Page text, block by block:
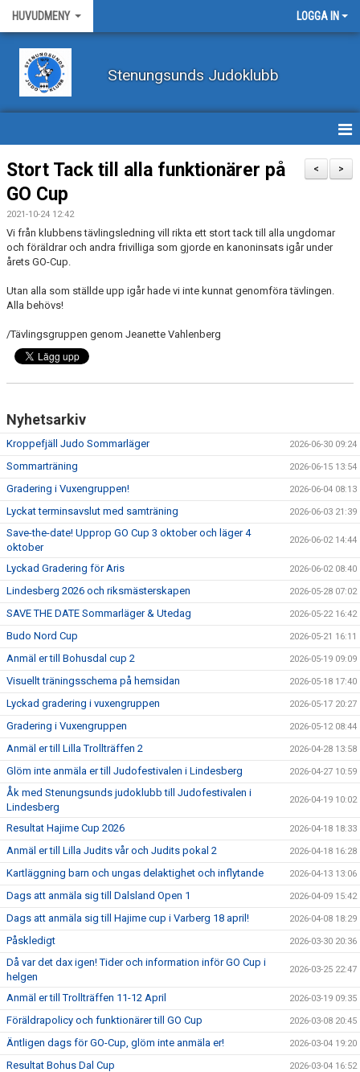
HUVUDMENY LOGGA IN
Stenungsunds Judoklubb
HEM
FÖRBUNDSNYHETER
BILDER
BÖRJA TRÄNA JUDO
BLI MEDLEM
VECKOSCHEMA
>
<
Stort Tack till alla funktionärer på
GO Cup
2021-10-24 12:42
Vi från klubbens tävlingsledning vill rikta ett stort tack till alla ungdomar
och föräldrar och andra frivilliga som gjorde en kanoninsats igår under
årets GO-Cup.
Utan alla som ställde upp igår hade vi inte kunnat genomföra tävlingen.
Alla behövs!
/Tävlingsgruppen genom Jeanette Vahlenberg
Nyhetsarkiv
Kroppefjäll Judo Sommarläger 2026-06-30 09:24
Sommarträning 2026-06-15 13:54
Gradering i Vuxengruppen! 2026-06-04 08:13
Lyckat terminsavslut med samträning 2026-06-03 21:39
Save-the-date! Upprop GO Cup 3 oktober och läger 4
oktober
2026-06-02 14:44
Lyckad Gradering för Aris 2026-06-02 08:40
Lindesberg 2026 och riksmästerskapen 2026-05-28 07:02
SAVE THE DATE Sommarläger & Utedag 2026-05-22 16:42
Budo Nord Cup 2026-05-21 16:11
Anmäl er till Bohusdal cup 2 2026-05-19 09:09
Visuellt träningsschema på hemsidan 2026-05-18 17:40
Lyckad gradering i vuxengruppen 2026-05-17 20:27
Gradering i Vuxengruppen 2026-05-12 08:44
Anmäl er till Lilla Trollträffen 2 2026-04-28 13:58
Glöm inte anmäla er till Judofestivalen i Lindesberg 2026-04-27 10:59
Åk med Stenungsunds judoklubb till Judofestivalen i
Lindesberg
2026-04-19 10:02
Resultat Hajime Cup 2026 2026-04-18 18:33
Anmäl er till Lilla Judits vår och Judits pokal 2 2026-04-18 16:28
Kartläggning barn och ungas delaktighet och inflytande 2026-04-13 13:06
Dags att anmäla sig till Dalsland Open 1 2026-04-09 15:42
Dags att anmäla sig till Hajime cup i Varberg 18 april! 2026-04-08 18:29
Påskledigt 2026-03-30 20:36
Då var det dax igen! Tider och information inför GO Cup i
helgen
2026-03-25 22:47
Anmäl er till Trollträffen 11-12 April 2026-03-19 09:35
Föräldrapolicy och funktionärer till GO Cup 2026-03-08 20:45
Äntligen dags för GO-Cup, glöm inte anmäla er! 2026-03-04 19:20
Resultat Bohus Dal Cup 2026-03-04 16:52